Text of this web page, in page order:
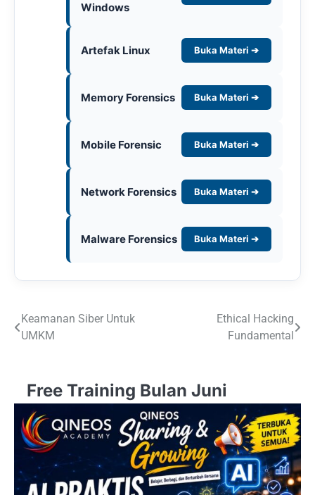
Windows
Artefak Linux Buka Materi ➔
Memory Forensics Buka Materi ➔
Mobile Forensic Buka Materi ➔
Network Forensics Buka Materi ➔
Malware Forensics Buka Materi ➔
Post
Keamanan Siber Untuk
UMKM
Ethical Hacking
Fundamental
Free Training Bulan Juni